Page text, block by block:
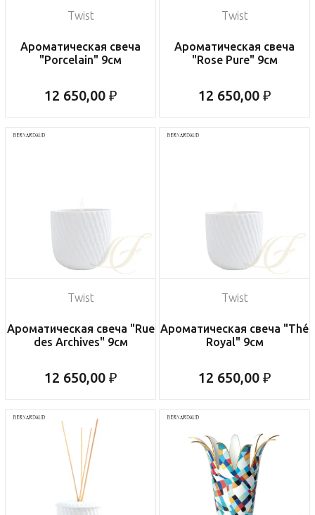
Twist
Ароматическая свеча
"Porcelain" 9см
12 650,00 ₽
Twist
Ароматическая свеча
"Rose Pure" 9см
12 650,00 ₽
Twist
Ароматическая свеча "Rue
des Archives" 9см
12 650,00 ₽
Twist
Ароматическая свеча "Thé
Royal" 9см
12 650,00 ₽